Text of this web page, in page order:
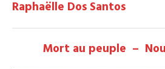
Raphaëlle Dos Santos
Mort au peuple –